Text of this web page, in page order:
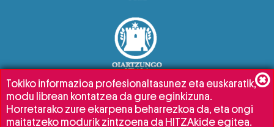
Tokiko informazioa profesionaltasunez eta euskaratik,
modu librean kontatzea da gure eginkizuna.
Horretarako zure ekarpena beharrezkoa da, eta ongi
maitatzeko modurik zintzoena da HITZAkide egitea.